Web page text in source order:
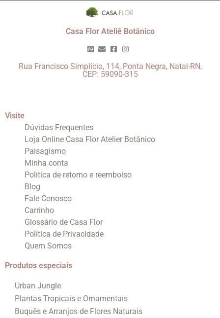
Casa Flor Ateliê Botânico
Rua Francisco Simplício, 114, Ponta Negra, Natal-RN,
CEP: 59090-315
Visite
Dúvidas Frequentes
Loja Online Casa Flor Atelier Botânico
Paisagismo
Minha conta
Politica de retorno e reembolso
Blog
Fale Conosco
Carrinho
Glossário de Casa Flor
Política de Privacidade
Quem Somos
Produtos especiais
Urban Jungle
Plantas Tropicais e Ornamentais
Buquês e Arranjos de Flores Naturais